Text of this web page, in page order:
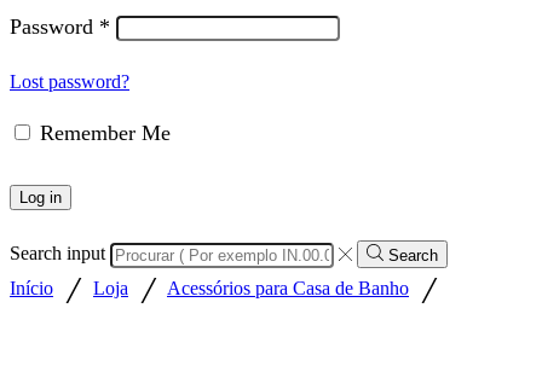
Password *
Lost password?
Remember Me
Log in
Search input Search
Início / Loja / Acessórios para Casa de Banho /